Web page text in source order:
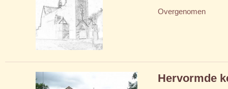
Overgenomen
Hervormde